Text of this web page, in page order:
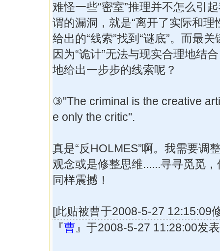
难怪一些“密室”推理并不怎么引
谓的漏洞，就是“离开了实际和理
给出的“线索”找到“谜底”。而最
因为“诡计”无法与现实合理地结
地给出一步步的线索呢？
③"The criminal is the creative
e only the critic".
真是“反HOLMES”啊。我需要调
观念或是修整思维......寻寻觅觅
同样震撼！
[此贴被曹于2008-5-27 12:15:09
『曹 』于2008-5-27 11:28:00发